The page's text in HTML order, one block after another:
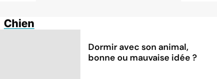
Chien
Dormir avec son animal,
bonne ou mauvaise idée ?